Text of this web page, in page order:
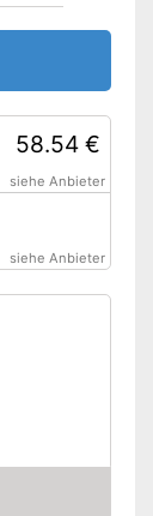
58.54 €
siehe Anbieter
siehe Anbieter